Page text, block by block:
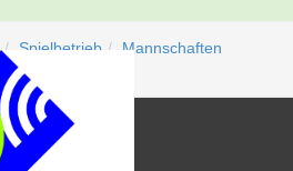
Spielbetrieb
Mannschaften